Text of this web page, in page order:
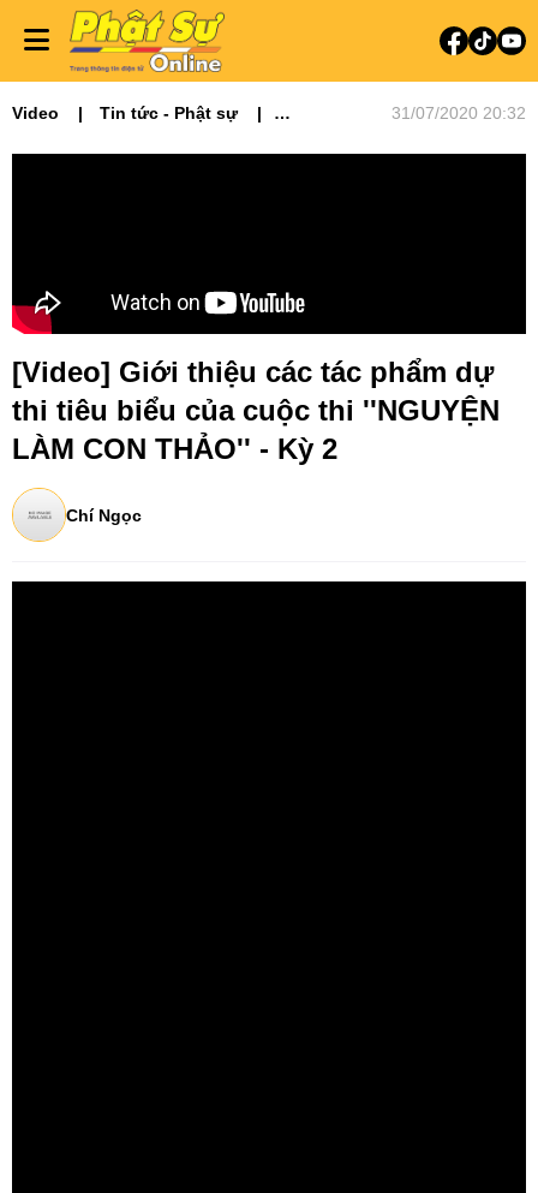
Video
Tin tức - Phật sự
31/07/2020 20:32
[Video] Giới thiệu các tác phẩm dự
thi tiêu biểu của cuộc thi ''NGUYỆN
LÀM CON THẢO'' - Kỳ 2
Chí Ngọc